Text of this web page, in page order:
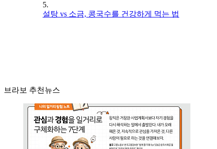
5.
설탕 vs 소금, 콩국수를 건강하게 먹는 법
브라보 추천뉴스